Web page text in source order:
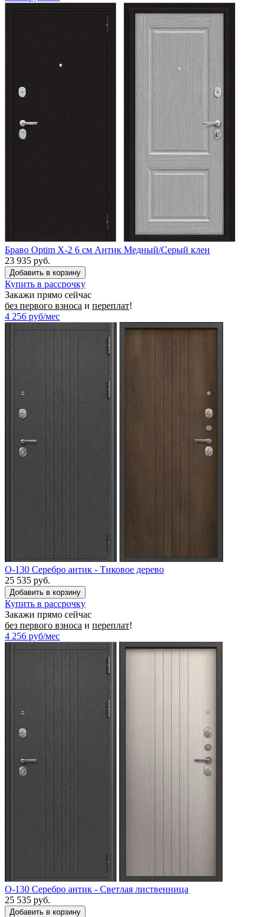
Браво Optim X-2 6 см Антик Медный/Серый клен
23 935 руб.
Купить в рассрочку
Закажи прямо сейчас
без первого взноса и переплат!
4 256 руб/мес
O-130 Серебро антик - Тиковое дерево
25 535 руб.
Купить в рассрочку
Закажи прямо сейчас
без первого взноса и переплат!
4 256 руб/мес
O-130 Серебро антик - Светлая лиственница
25 535 руб.